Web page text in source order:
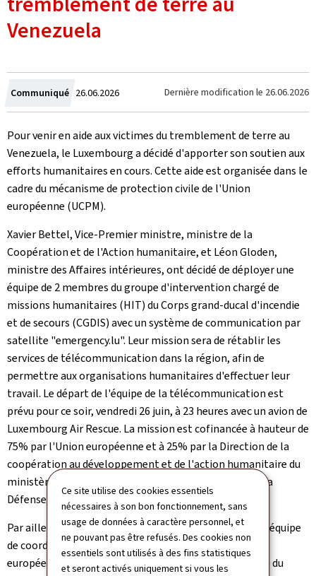
Ce site utilise des cookies essentiels
nécessaires à son bon fonctionnement, sans
usage de données à caractère personnel, et
ne pouvant pas être refusés. Des cookies non
essentiels sont utilisés à des fins statistiques
et seront activés uniquement si vous les
Venezuela
Communiqué Crée
le
26.06.2026 Dernière modification le 26.06.2026
Pour venir en aide aux victimes du tremblement de terre au
Venezuela, le Luxembourg a décidé d'apporter son soutien aux
efforts humanitaires en cours. Cette aide est organisée dans le
cadre du mécanisme de protection civile de l'Union
européenne (UCPM).
Xavier Bettel, Vice-Premier ministre, ministre de la
Coopération et de l'Action humanitaire, et Léon Gloden,
ministre des Affaires intérieures, ont décidé de déployer une
équipe de 2 membres du groupe d'intervention chargé de
missions humanitaires (HIT) du Corps grand-ducal d'incendie
et de secours (CGDIS) avec un système de communication par
satellite "emergency.lu". Leur mission sera de rétablir les
services de télécommunication dans la région, afin de
permettre aux organisations humanitaires d'effectuer leur
travail. Le départ de l'équipe de la télécommunication est
prévu pour ce soir, vendredi 26 juin, à 23 heures avec un avion de
Luxembourg Air Rescue. La mission est cofinancée à hauteur de
75% par l'Union européenne et à 25% par la Direction de la
coopération au développement et de l'action humanitaire du
ministère des Affaires étrangères et européennes, de la
Défense, de la Coopération et du Commerce extérieur.
Par ailleurs, trois experts du HIT vont venir renforcer l'équipe
de coordination dépêchée sur place par la Commission
européenne pour supporter l'aide fournie dans le cadre du